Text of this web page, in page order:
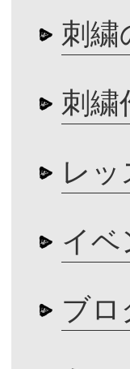
刺繍
刺繍
レッ
イベ
ブロ